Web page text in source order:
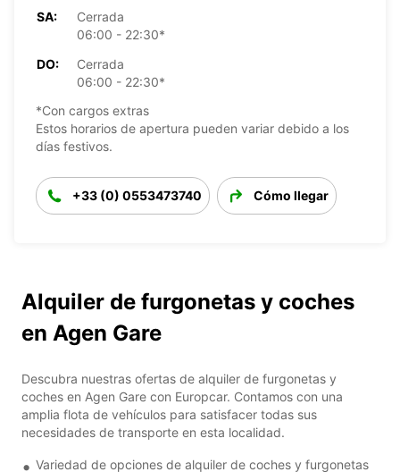
SA:
Cerrada
06:00 - 22:30*
DO:
Cerrada
06:00 - 22:30*
*Con cargos extras
Estos horarios de apertura pueden variar debido a los
días festivos.
+33 (0) 0553473740 Cómo llegar
Alquiler de furgonetas y coches
en Agen Gare
Descubra nuestras ofertas de alquiler de furgonetas y
coches en Agen Gare con Europcar. Contamos con una
amplia flota de vehículos para satisfacer todas sus
necesidades de transporte en esta localidad.
Variedad de opciones de alquiler de coches y furgonetas